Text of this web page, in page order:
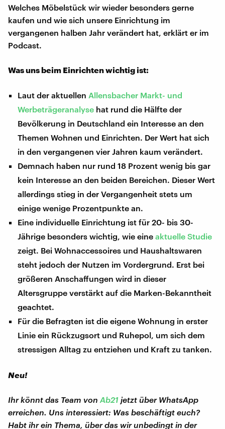
Welches Möbelstück wir wieder besonders gerne
kaufen und wie sich unsere Einrichtung im
vergangenen halben Jahr verändert hat, erklärt er im
Podcast.
Was uns beim Einrichten wichtig ist:
Laut der aktuellen Allensbacher Markt- und
Werbeträgeranalyse hat rund die Hälfte der
Bevölkerung in Deutschland ein Interesse an den
Themen Wohnen und Einrichten. Der Wert hat sich
in den vergangenen vier Jahren kaum verändert.
Demnach haben nur rund 18 Prozent wenig bis gar
kein Interesse an den beiden Bereichen. Dieser Wert
allerdings stieg in der Vergangenheit stets um
einige wenige Prozentpunkte an.
Eine individuelle Einrichtung ist für 20- bis 30-
Jährige besonders wichtig, wie eineaktuelle Studie
zeigt. Bei Wohnaccessoires und Haushaltswaren
steht jedoch der Nutzen im Vordergrund. Erst bei
größeren Anschaffungen wird in dieser
Altersgruppe verstärkt auf die Marken-Bekanntheit
geachtet.
Für die Befragten ist die eigene Wohnung in erster
Linie ein Rückzugsort und Ruhepol, um sich dem
stressigen Alltag zu entziehen und Kraft zu tanken.
Neu!
Ihr könnt das Team von Ab21 jetzt über WhatsApp
erreichen. Uns interessiert: Was beschäftigt euch?
Habt ihr ein Thema, über das wir unbedingt in der